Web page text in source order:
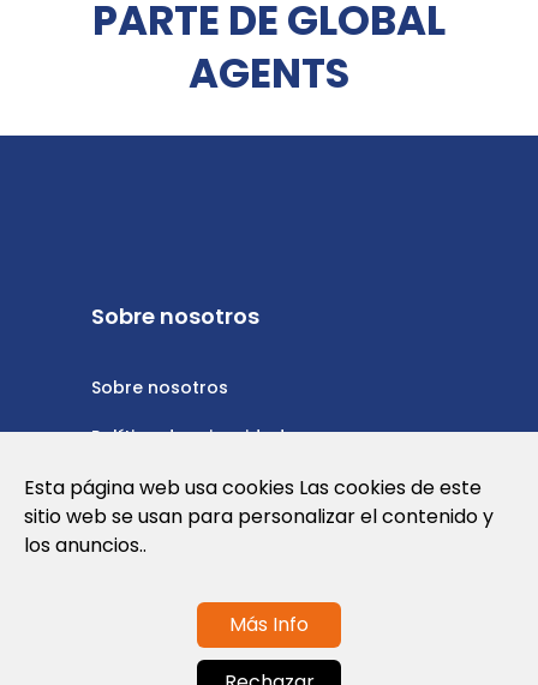
PARTE DE GLOBAL
AGENTS
Sobre nosotros
Sobre nosotros
Política de privacidad
Política de cookies
Nota Legal y Condiciones de Uso de la
Contáctanos
Esta página web usa cookies Las cookies de este
sitio web se usan para personalizar el contenido y
los anuncios..
Más Info